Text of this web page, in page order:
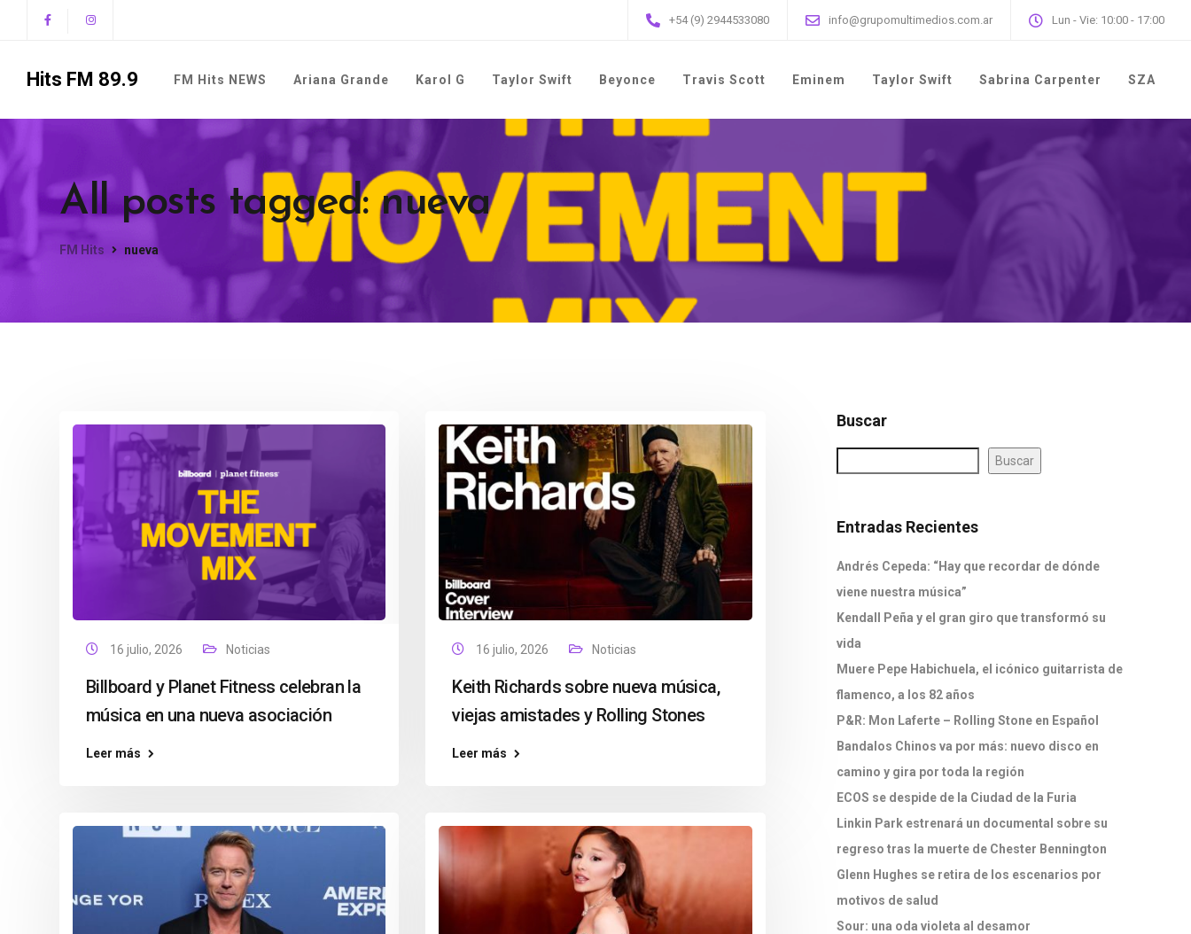
+54 (9) 2944533080 info@grupomultimedios.com.ar Lun - Vie: 10:00 - 17:00
Hits FM 89.9 FM Hits NEWS Ariana Grande Karol G Taylor Swift Beyonce Travis Scott Eminem Taylor Swift Sabrina Carpenter SZA
All posts tagged: nueva
FM Hits nueva
16 julio, 2026 Noticias
Billboard y Planet Fitness celebran la
música en una nueva asociación
Leer más
16 julio, 2026 Noticias
Keith Richards sobre nueva música,
viejas amistades y Rolling Stones
Leer más
Buscar
Buscar
Entradas Recientes
Andrés Cepeda: “Hay que recordar de dónde
viene nuestra música”
Kendall Peña y el gran giro que transformó su
vida
Muere Pepe Habichuela, el icónico guitarrista de
flamenco, a los 82 años
P&R: Mon Laferte – Rolling Stone en Español
Bandalos Chinos va por más: nuevo disco en
camino y gira por toda la región
ECOS se despide de la Ciudad de la Furia
Linkin Park estrenará un documental sobre su
regreso tras la muerte de Chester Bennington
Glenn Hughes se retira de los escenarios por
motivos de salud
Sour: una oda violeta al desamor